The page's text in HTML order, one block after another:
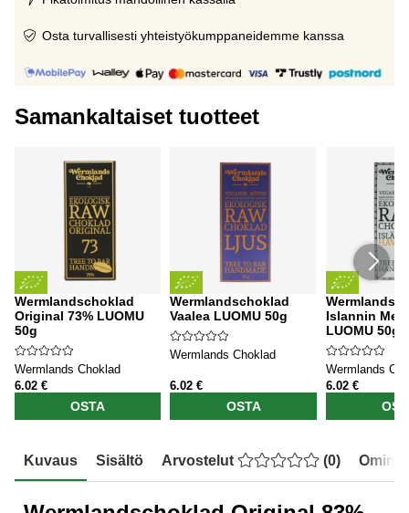
Osta turvallisesti yhteistyökumppaneidemme kanssa
Samankaltaiset tuotteet
Wermlandschoklad
Original 73% LUOMU
50g
Wermlands Choklad
6.02 €
OSTA
Wermlandschoklad
Vaalea LUOMU 50g
Wermlands Choklad
6.02 €
OSTA
Islannin
LUOMU 50g
Wermlands
6.02 €
Kuvaus Sisältö Arvostelut (0)